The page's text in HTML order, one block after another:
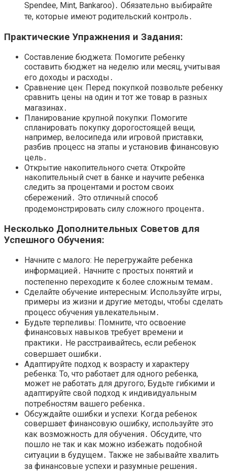
Spendee, Mint, Bankaroo)․ Обязательно выбирайте
те, которые имеют родительский контроль․
Практические Упражнения и Задания:
Составление бюджета: Помогите ребенку
составить бюджет на неделю или месяц, учитывая
его доходы и расходы․
Сравнение цен: Перед покупкой позвольте ребенку
сравнить цены на один и тот же товар в разных
магазинах․
Планирование крупной покупки: Помогите
спланировать покупку дорогостоящей вещи,
например, велосипеда или игровой приставки,
разбив процесс на этапы и установив финансовую
цель․
Открытие накопительного счета: Откройте
накопительный счет в банке и научите ребенка
следить за процентами и ростом своих
сбережений․ Это отличный способ
продемонстрировать силу сложного процента․
Несколько Дополнительных Советов для
Успешного Обучения:
Начните с малого: Не перегружайте ребенка
информацией․ Начните с простых понятий и
постепенно переходите к более сложным темам․
Сделайте обучение интересным: Используйте игры,
примеры из жизни и другие методы, чтобы сделать
процесс обучения увлекательным․
Будьте терпеливы: Помните, что освоение
финансовых навыков требует времени и
практики․ Не расстраивайтесь, если ребенок
совершает ошибки․
Адаптируйте подход к возрасту и характеру
ребенка: То, что работает для одного ребенка,
может не работать для другого; Будьте гибкими и
адаптируйте свой подход к индивидуальным
потребностям вашего ребенка․
Обсуждайте ошибки и успехи: Когда ребенок
совершает финансовую ошибку, используйте это
как возможность для обучения․ Обсудите, что
пошло не так и как можно избежать подобной
ситуации в будущем․ Также не забывайте хвалить
за финансовые успехи и разумные решения․